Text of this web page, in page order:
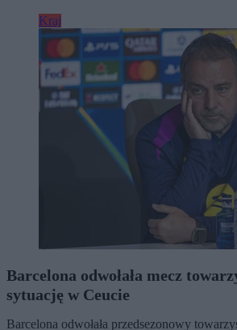
Kraj
Barcelona odwołała mecz
sytuację w Ceucie
Barcelona odwołała przedsezonowy